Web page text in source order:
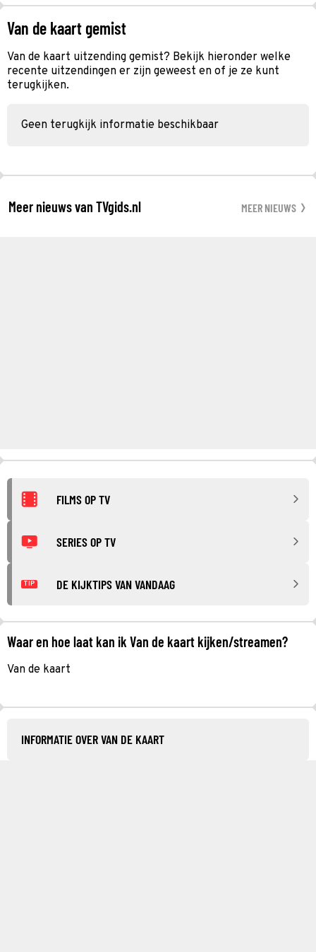
Van de kaart gemist
Van de kaart uitzending gemist? Bekijk hieronder welke
recente uitzendingen er zijn geweest en of je ze kunt
terugkijken.
Geen terugkijk informatie beschikbaar
Meer nieuws van TVgids.nl MEER NIEUWS
FILMS OP TV
SERIES OP TV
TIP DE KIJKTIPS VAN VANDAAG
Waar en hoe laat kan ik Van de kaart kijken/streamen?
Van de kaart
INFORMATIE OVER VAN DE KAART